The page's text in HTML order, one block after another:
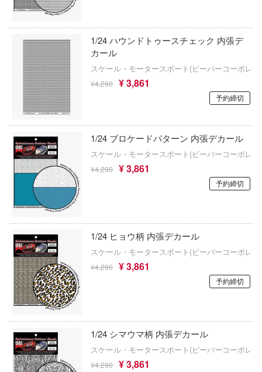
1/24 ハウンドトゥースチェック 内張デ
カール
スケール・モータースポート(ビーバーコーポレ
¥4,290 ¥ 3,861
予約締切
1/24 ブロケードパターン 内張デカール
スケール・モータースポート(ビーバーコーポレ
¥4,290 ¥ 3,861
予約締切
1/24 ヒョウ柄 内張デカール
スケール・モータースポート(ビーバーコーポレ
¥4,290 ¥ 3,861
予約締切
1/24 シマウマ柄 内張デカール
スケール・モータースポート(ビーバーコーポレ
¥4,290 ¥ 3,861
犬夜叉
宇崎ちゃんは遊びたい!
宇宙の騎士テッカマンブレード
VALKYRIE TUNE
VALORANT
ウルトラマン (ULTRAMAN)
ウマ娘 プリティーダービー
宇宙戦艦ヤマト
ELDEN RING
炎炎ノ消防隊
オーバーロード
アーモリー(バウマン・ビーバーコーポレ
IOMキット(ビーバーコーポレーション)
アズール・フロム(ビーバーコーポレーシ
アゾンインターナショナル
アティチュードアビエーション(ビーバー
レーション)
アタックホビーキット(ビーバーコーポレ
アトランティスモデル(ビーバーコーポレ
ン・プラッツ)
ヤマト
軌跡シリーズ
ロード
こんなに可愛いわけがない
様にいつの間にか駄目人間にされてい
んはおしまい!
ダー
者になりたくて!
ょうじょ!!
しょん -艦これ-
色彩株式会社
ビーバーコーポレーション)
ミー
ック
ーパーツ
オフィスエー
ード
型
上委員会
1スタジオ